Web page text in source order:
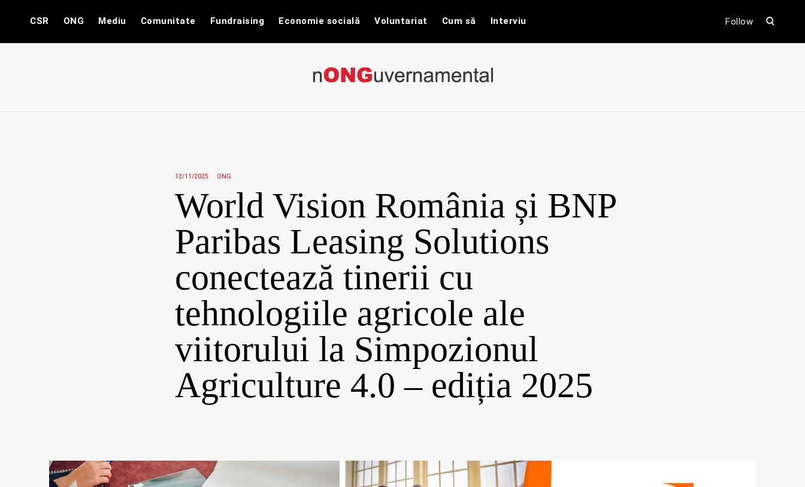
CSR ONG Mediu Comunitate Fundraising Economie socială Voluntariat Cum să Interviu Follow
open
form
nONGuvernamental
12/11/2025 ONG
World Vision România și BNP
Paribas Leasing Solutions
conectează tinerii cu
tehnologiile agricole ale
viitorului la Simpozionul
Agriculture 4.0 – ediția 2025